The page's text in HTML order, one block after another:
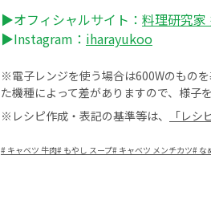
▶オフィシャルサイト： 料理研究家
▶Instagram： iharayukoo
※電子レンジを使う場合は600Wのもの
た機種によって差がありますので、様子
※レシピ作成・表記の基準等は、
「レシ
# キャベツ 牛肉# もやし スープ# キャベツ メンチカツ# な